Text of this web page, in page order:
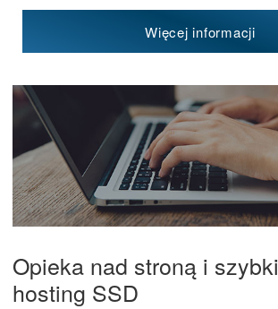
Więcej informacji
Opieka nad stroną i szybki
hosting SSD